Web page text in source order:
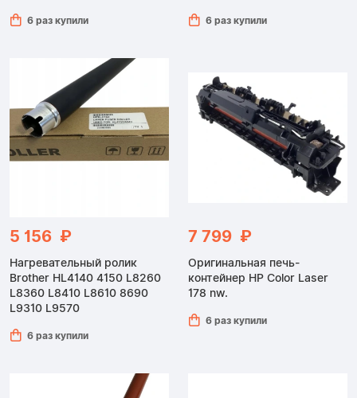
6 раз купили 6 раз купили
5 156 ₽
Нагревательный ролик
Brother HL4140 4150 L8260
L8360 L8410 L8610 8690
L9310 L9570
6 раз купили
7 799 ₽
Оригинальная печь-
контейнер HP Color Laser
178 nw.
6 раз купили